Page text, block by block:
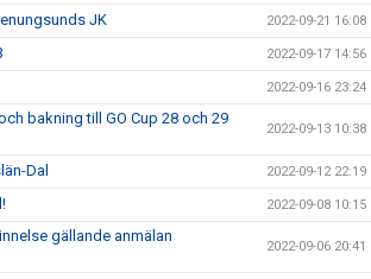
JK 2022-09-21 16:08
2022-09-17 14:56
2022-09-16 23:24
bakning till GO Cup 28 och 29
2022-09-13 10:38
Dal 2022-09-12 22:19
2022-09-08 10:15
gällande anmälan
2022-09-06 20:41